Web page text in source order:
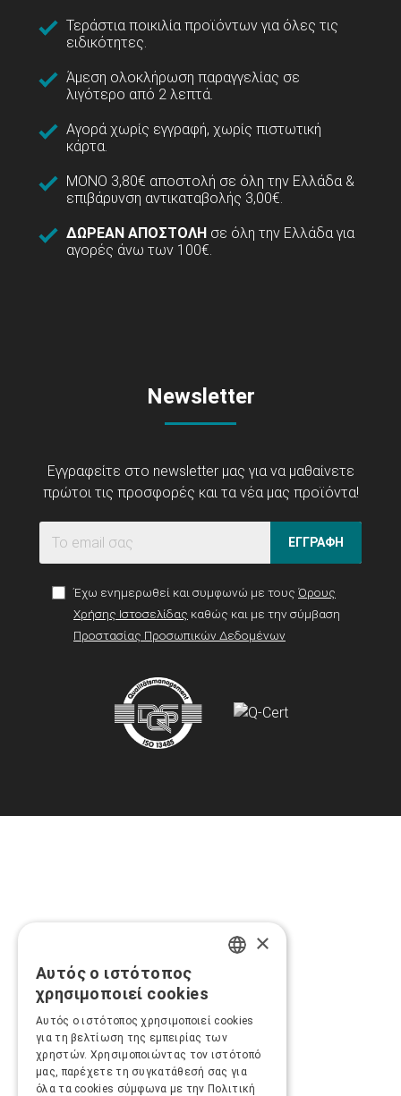
Τεράστια ποικιλία προϊόντων για όλες τις
ειδικότητες.
Άμεση ολοκλήρωση παραγγελίας σε
λιγότερο από 2 λεπτά.
Αγορά χωρίς εγγραφή, χωρίς πιστωτική
κάρτα.
ΜΟΝΟ 3,80€ αποστολή σε όλη την Ελλάδα &
επιβάρυνση αντικαταβολής 3,00€.
ΔΩΡΕΑΝ ΑΠΟΣΤΟΛΗ σε όλη την Ελλάδα για
αγορές άνω των 100€.
Newsletter
Εγγραφείτε στο newsletter μας για να μαθαίνετε
πρώτοι τις προσφορές και τα νέα μας προϊόντα!
ΕΓΓΡΑΦΗ
Έχω ενημερωθεί και συμφωνώ με τους Όρους
Χρήσης Ιστοσελίδας καθώς και με την σύμβαση
Προστασίας Προσωπικών Δεδομένων
×
Αυτός ο ιστότοπος
χρησιμοποιεί cookies
Αυτός ο ιστότοπος χρησιμοποιεί cookies
για τη βελτίωση της εμπειρίας των
χρηστών. Χρησιμοποιώντας τον ιστότοπό
μας, παρέχετε τη συγκατάθεσή σας για
όλα τα cookies σύμφωνα με την Πολιτική